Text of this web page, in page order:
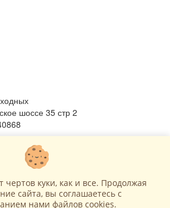
шоссе 35 стр 2
копирование контента запрещено и
куки, как и все. Продолжая
сайта, вы соглашаетесь c
нами файлов cookies.